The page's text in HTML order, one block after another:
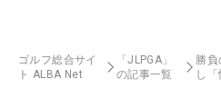
ゴルフ総合サイ
ト ALBA Net
「JLPGA」
の記事一覧
勝
し「